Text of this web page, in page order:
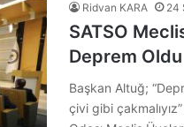
Ridvan KARA 24
SATSO
Deprem Oldu
Başkan Altuğ;
çivi gibi